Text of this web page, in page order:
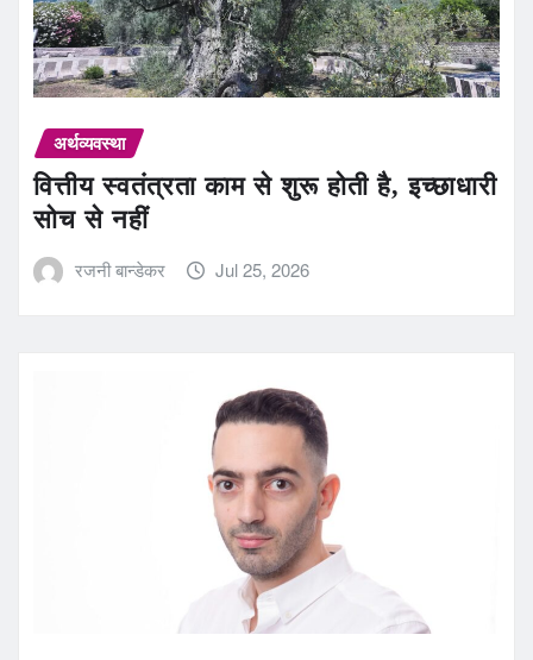
अर्थव्यवस्था
वित्तीय स्वतंत्रता काम से शुरू होती है, इच्छाधारी
सोच से नहीं
रजनी बान्डेकर Jul 25, 2026